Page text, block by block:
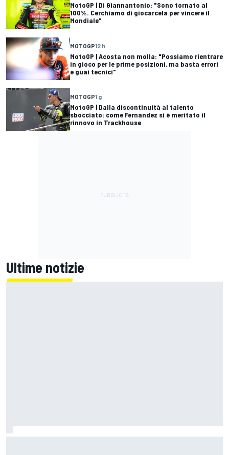
MotoGP | Di Giannantonio: "Sono tornato al
100%. Cerchiamo di giocarcela per vincere il
Mondiale"
MOTOGP12 h
MotoGP | Acosta non molla: "Possiamo rientrare
in gioco per le prime posizioni, ma basta errori
e guai tecnici"
MOTOGP1 g
MotoGP | Dalla discontinuità al talento
sbocciato: come Fernandez si è meritato il
rinnovo in Trackhouse
Ultime notizie